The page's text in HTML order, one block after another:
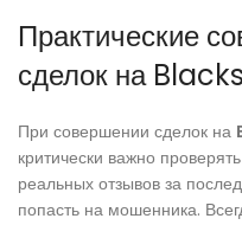
Практические
сделок на
При совершении сделок на
критически важно
реальных отзывов за
попасть на мошенника.